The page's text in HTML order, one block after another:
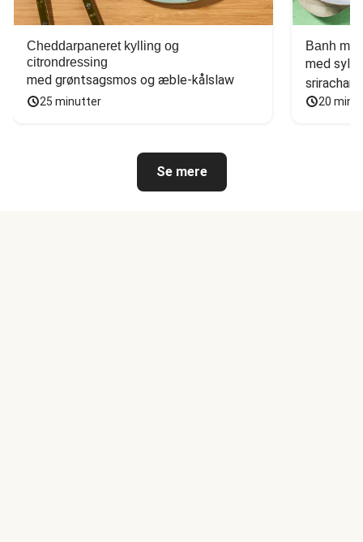
Cheddarpaneret kylling og
citrondressing
med grøntsagsmos og æble-kålslaw
25 minutter
Banh mi-
med
20
Se mere